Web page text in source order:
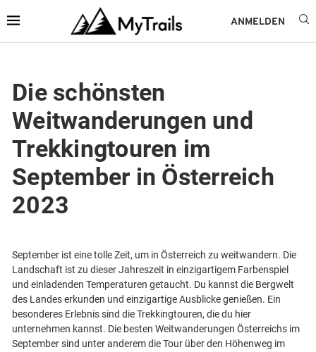
ANMELDEN
Die schönsten
Weitwanderungen und
Trekkingtouren im
September in Österreich
2023
September ist eine tolle Zeit, um in Österreich zu weitwandern. Die
Landschaft ist zu dieser Jahreszeit in einzigartigem Farbenspiel
und einladenden Temperaturen getaucht. Du kannst die Bergwelt
des Landes erkunden und einzigartige Ausblicke genießen. Ein
besonderes Erlebnis sind die Trekkingtouren, die du hier
unternehmen kannst. Die besten Weitwanderungen Österreichs im
September sind unter anderem die Tour über den Höhenweg im